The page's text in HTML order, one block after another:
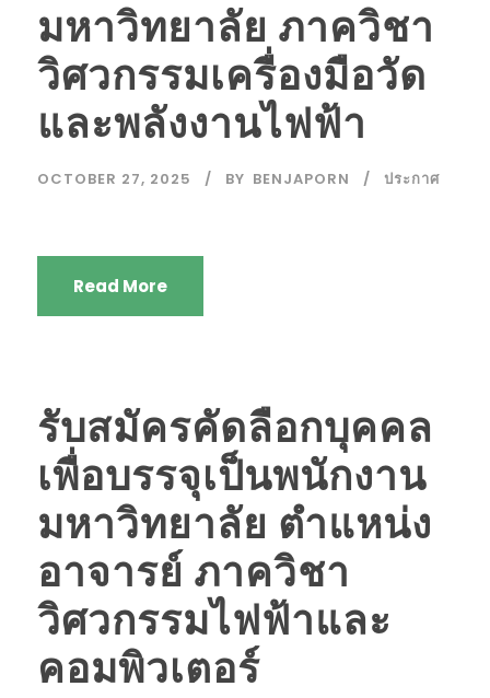
มหาวิทยาลัย ภาควิชา
วิศวกรรมเครื่องมือวัด
และพลังงานไฟฟ้า
OCTOBER 27, 2025 BY BENJAPORN ประกาศ
Read More
รับสมัครคัดลือกบุคคล
เพื่อบรรจุเป็นพนักงาน
มหาวิทยาลัย ตำแหน่ง
อาจารย์ ภาควิชา
วิศวกรรมไฟฟ้าและ
คอมพิวเตอร์